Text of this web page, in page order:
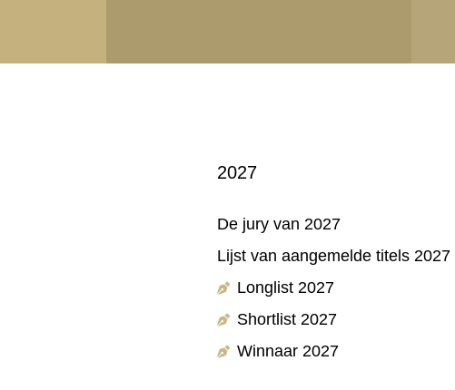
2027
De jury van 2027
Lijst van aangemelde titels 2027
Longlist 2027
Shortlist 2027
Winnaar 2027